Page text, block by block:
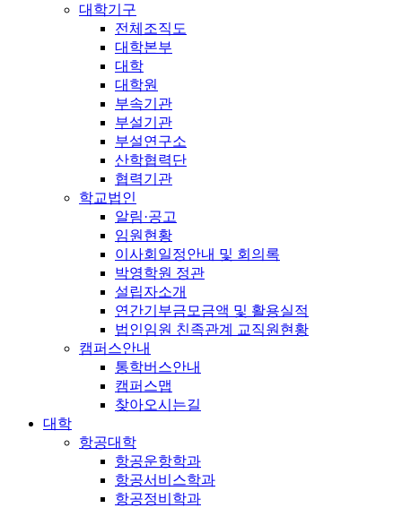
대학기구
전체조직도
대학본부
대학
대학원
부속기관
부설기관
부설연구소
산학협력단
협력기관
학교법인
알림·공고
임원현황
이사회일정안내 및 회의록
박영학원 정관
설립자소개
연간기부금모금액 및 활용실적
법인임원 친족관계 교직원현황
캠퍼스안내
통학버스안내
캠퍼스맵
찾아오시는길
대학
항공대학
항공운항학과
항공서비스학과
항공정비학과